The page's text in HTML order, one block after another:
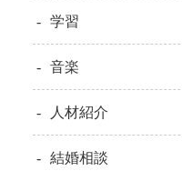
学習
音楽
人材紹介
結婚相談